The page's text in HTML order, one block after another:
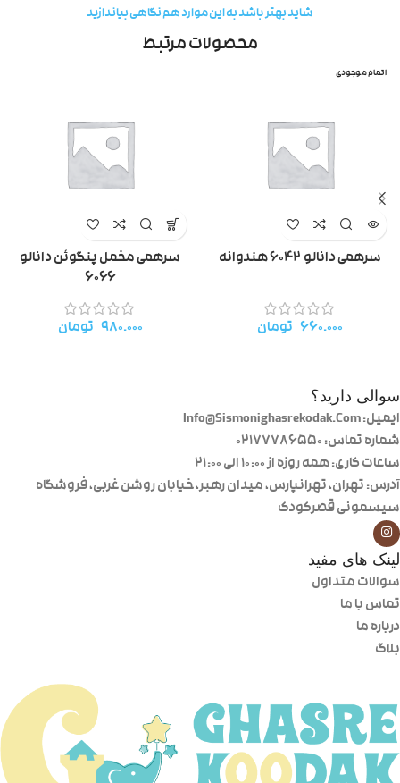
شاید بهتر باشد به این موارد هم نگاهی بیاندازید
محصولات مرتبط
اتمام موجودی
سرهمی دانالو ۶۰۴۲ هندوانه
۶۶۰.۰۰۰ تومان
سرهمی مخمل پنگوئن دانالو
۶۰۶۶
۹۸۰.۰۰۰ تومان
سوالی دارید؟
ایمیل: Info@Sismonighasrekodak.Com
شماره تماس: 02177786550
ساعات کاری: همه روزه از ۱۰:۰۰ الی ۲۱:۰۰
آدرس: تهران، تهرانپارس، میدان رهبر، خیابان روشن غربی، فروشگاه
سیسمونی قصرکودک
لینک های مفید
سوالات متداول
تماس با ما
درباره ما
بلاگ